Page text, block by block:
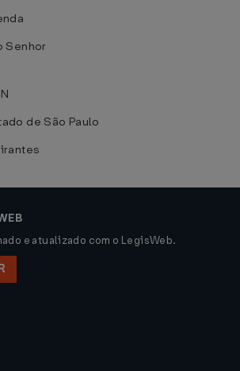
Senhor
de São Paulo
e atualizado com o LegisWeb.